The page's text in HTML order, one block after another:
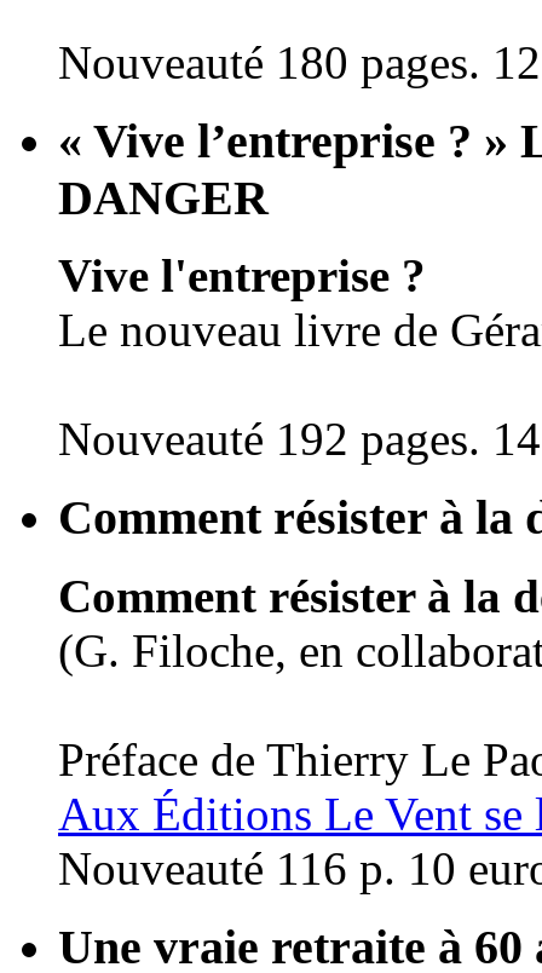
Nouveauté 180 pages.
« Vive l’entreprise ?
DANGER
Vive l'entreprise ?
Le nouveau livre de
Nouveauté 192 pages.
Comment résister à la
Comment résister à la
(G. Filoche, en
Préface de Thierry Le
Aux Éditions Le Vent se
Nouveauté 116 p. 10
Une vraie retraite à 60